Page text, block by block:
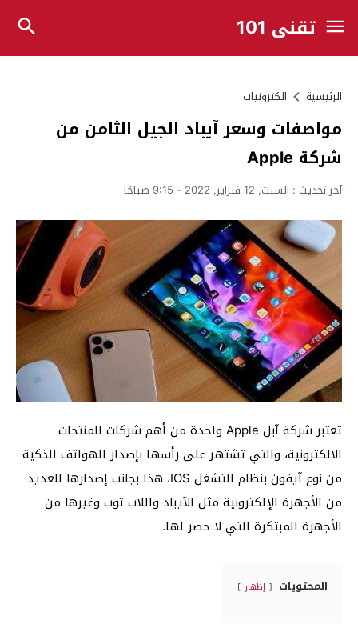
تقني 101
الرئيسية الكترونيات
مواصفات وسعر آيباد الجيل الثامن من
شركة Apple
آخر تحديث : السبت, 12 فبراير, 2022 - 9:15 صباحًا
تعتبر شركة آبل Apple واحدة من أهم شركات المنتجات
الالكترونية، والتي تشتهر على رأسها بإصدار الهواتف الذكية
من نوع آيفون بنظام التشغل IOS، هذا بجانب إصدارها للعديد
من الأجهزة الإلكترونية مثل الآيباد واللاب توب وغيرها من
الأجهزة المبتكرة التي لا حصر لها.
المحتويات إظهار